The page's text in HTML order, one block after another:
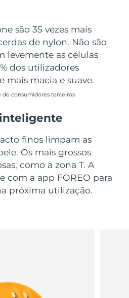
são 35 vezes mais
de nylon. Não são
levemente as células
dos utilizadores
mais macia e suave.
de consumidores terceiros
finos limpam as
Os mais grossos
como a zona T. A
com a app FOREO para
próxima utilização.
Entrega prevista13.08.26
Entrega prevista